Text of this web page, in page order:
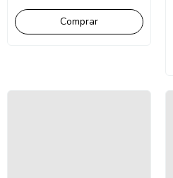
Comprar